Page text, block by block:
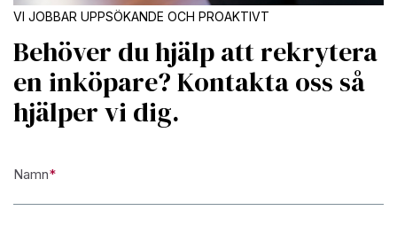
VI JOBBAR UPPSÖKANDE OCH PROAKTIVT
Behöver du hjälp att rekrytera
en inköpare? Kontakta oss så
hjälper vi dig.
Namn*